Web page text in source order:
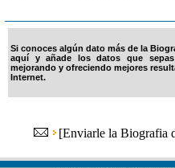
Si conoces algún dato más de la
aquí y añade los datos que
mejorando y ofreciendo mejores
Internet.
[Enviarle la Biografia